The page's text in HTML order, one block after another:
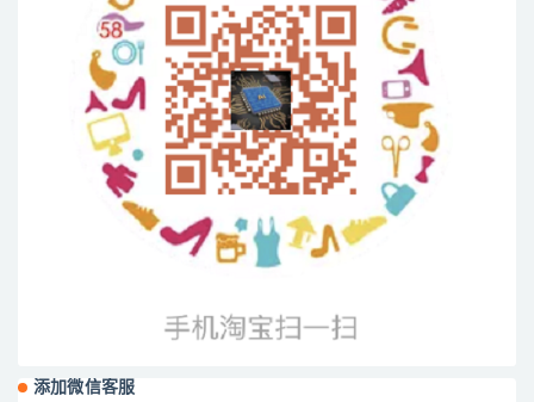
添加微信客服